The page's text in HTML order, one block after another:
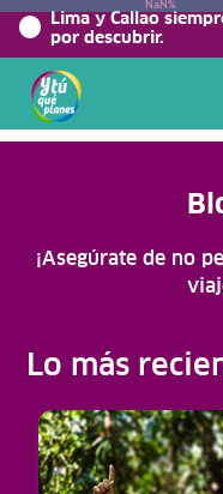
Lima y Callao
por descubrir.
NaN%
Home/Blog Viajero
¡Asegúrate de no
Lo más